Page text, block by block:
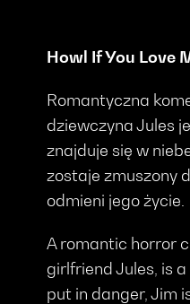
Howl If You Love
Romantyczna
dziewczyna Jules
znajduje się w
zostaje zmuszony
odmieni jego życie.
A romantic horror
girlfriend Jules, is
put in danger, Jim